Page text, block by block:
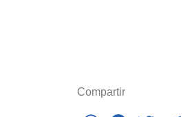
Compartir